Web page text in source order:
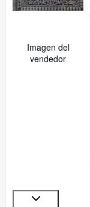
Imagen del
vendedor